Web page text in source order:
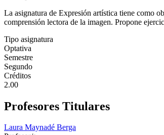
La asignatura de Expresión artística tiene como
comprensión lectora de la imagen. Propone
Tipo asignatura
Optativa
Semestre
Segundo
Créditos
2.00
Profesores Titulares
Laura Maynadé Berga